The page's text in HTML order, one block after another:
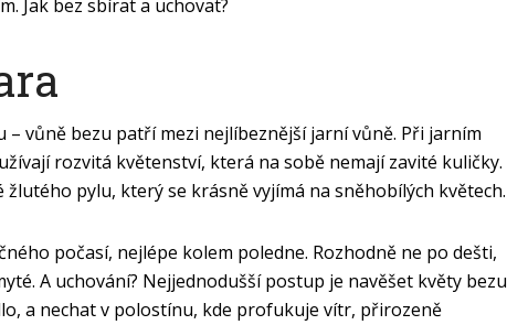
Jak bez sbírat a uchovat?
– vůně bezu patří mezi nejlíbeznější jarní vůně. Při jarním
rozvitá květenství, která na sobě nemají zavité kuličky.
žlutého pylu, který se krásně vyjímá na sněhobílých květech.
počasí, nejlépe kolem poledne. Rozhodně ne po dešti,
A uchování? Nejjednodušší postup je navěšet květy bezu
a nechat v polostínu, kde profukuje vítr, přirozeně